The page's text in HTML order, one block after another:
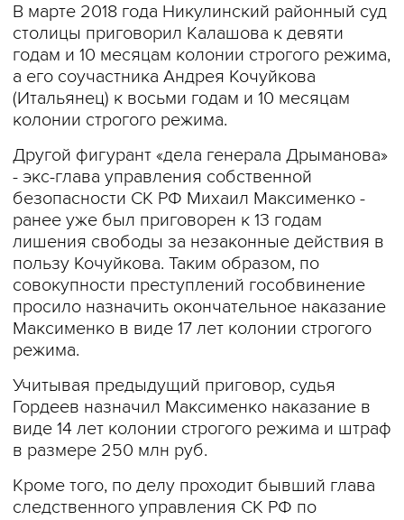
В марте 2018 года Никулинский районный суд
столицы приговорил Калашова к девяти
годам и 10 месяцам колонии строгого режима,
а его соучастника Андрея Кочуйкова
(Итальянец) к восьми годам и 10 месяцам
колонии строгого режима.
Другой фигурант «дела генерала Дрыманова»
- экс-глава управления собственной
безопасности СК РФ Михаил Максименко -
ранее уже был приговорен к 13 годам
лишения свободы за незаконные действия в
пользу Кочуйкова. Таким образом, по
совокупности преступлений гособвинение
просило назначить окончательное наказание
Максименко в виде 17 лет колонии строгого
режима.
Учитывая предыдущий приговор, судья
Гордеев назначил Максименко наказание в
виде 14 лет колонии строгого режима и штраф
в размере 250 млн руб.
Кроме того, по делу проходит бывший глава
следственного управления СК РФ по